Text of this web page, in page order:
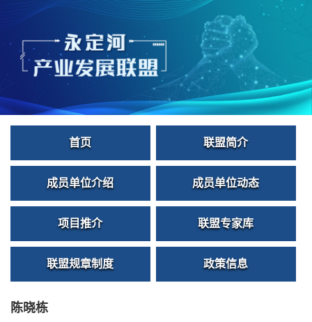
首页 联盟简介
成员单位介绍 成员单位动态
项目推介 联盟专家库
联盟规章制度 政策信息
陈晓栋